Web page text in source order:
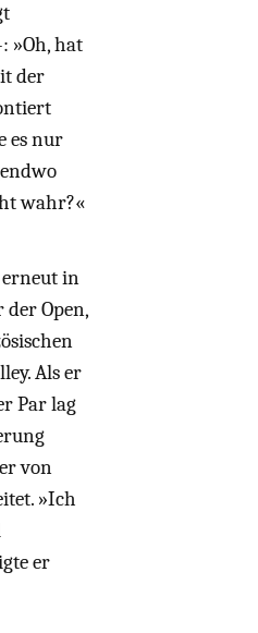
»Oh, hat
der
es nur
wahr?«
erneut in
Open,
Als er
Par lag
von
»Ich
er